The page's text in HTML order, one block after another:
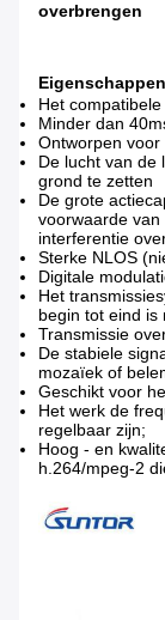
overbrengen
Eigenschappen
Het
Minder dan
Ontworpen voor
De lucht van de
grond te zetten
De grote
voorwaarde
interferentie
Sterke NLOS
Digitale
Het
begin tot eind is
Transmissie
De stabiele
mozaïek of
Geschikt voor
Het werk de
regelbaar zijn;
Hoog - en
h.264/mpeg-2